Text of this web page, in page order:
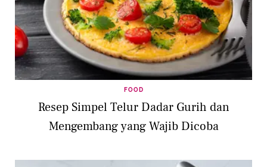
FOOD
Resep Simpel Telur Dadar Gurih dan
Mengembang yang Wajib Dicoba